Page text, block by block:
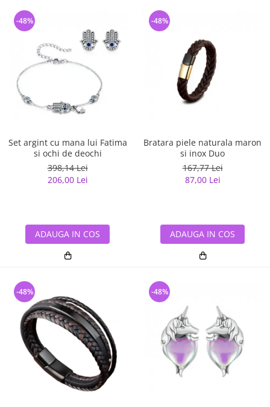
Set argint cu mana lui Fatima
si ochi de deochi
398,14 Lei
206,00 Lei
-48%
ADAUGA IN COS
Bratara piele naturala maron
si inox Duo
167,77 Lei
87,00 Lei
-48%
ADAUGA IN COS
-48% -48%